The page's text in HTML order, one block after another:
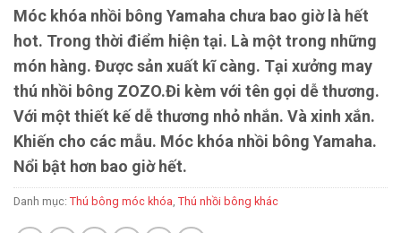
Móc khóa nhồi bông Yamaha chưa bao giờ là hết
hot. Trong thời điểm hiện tại. Là một trong những
món hàng. Được sản xuất kĩ càng. Tại xưởng may
thú nhồi bông ZOZO.Đi kèm với tên gọi dễ thương.
Với một thiết kế dễ thương nhỏ nhắn. Và xinh xắn.
Khiến cho các mẫu. Móc khóa nhồi bông Yamaha.
Nổi bật hơn bao giờ hết.
Danh mục: Thú bông móc khóa, Thú nhồi bông khác